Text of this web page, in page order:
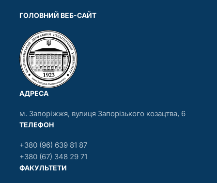
ГОЛОВНИЙ ВЕБ-САЙТ
АДРЕСА
м. Запоріжжя, вулиця Запорізького козацтва, 6
ТЕЛЕФОН
+380 (96) 639 81 87
+380 (67) 348 29 71
ФАКУЛЬТЕТИ